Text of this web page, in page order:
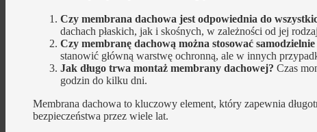
Czy membrana dachowa jest odpowiednia do
dachach płaskich, jak i skośnych, w zależności od jej
Czy membranę dachową można stosować
stanowić główną warstwę ochronną, ale w innych
Jak długo trwa montaż membrany dachowej? Czas
godzin do kilku dni.
Membrana dachowa to kluczowy element, który zapewnia
bezpieczeństwa przez wiele lat.